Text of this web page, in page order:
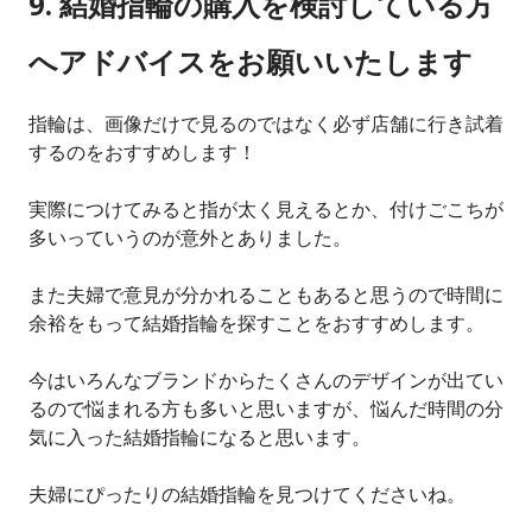
へアドバイスをお願いいたします
指輪は、画像だけで見るのではなく必ず店舗に行き試着
するのをおすすめします！
実際につけてみると指が太く見えるとか、付けごこちが
多いっていうのが意外とありました。
また夫婦で意見が分かれることもあると思うので時間に
余裕をもって結婚指輪を探すことをおすすめします。
今はいろんなブランドからたくさんのデザインが出てい
るので悩まれる方も多いと思いますが、悩んだ時間の分
気に入った結婚指輪になると思います。
夫婦にぴったりの結婚指輪を見つけてくださいね。